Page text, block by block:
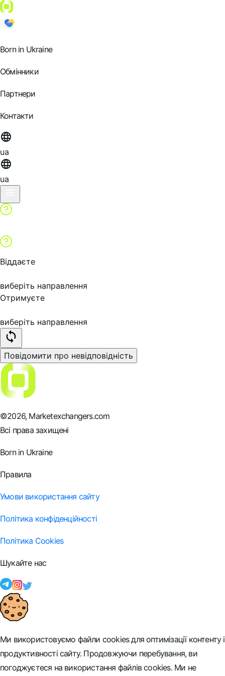
Born in Ukraine
Обмінники
Партнери
Контакти
ua
ua
Віддаєте
виберіть направлення
Отримуєте
виберіть направлення
Повідомити про невідповідність
©2026, Marketexchangers.com
Всі права захищені
Born in Ukraine
Правила
Умови використання сайту
Політика конфіденційності
Політика Cookies
Шукайте нас
Ми використовуємо файли cookies для оптимізації контенту і
продуктивності сайту. Продовжуючи перебування, ви
погоджуєтеся на використання файлів cookies. Ми не